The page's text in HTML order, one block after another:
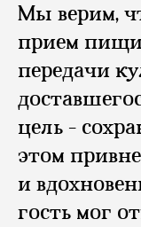
Среда,
+7
Мы верим,
прием
передачи
цель -
этом
и
гость мог